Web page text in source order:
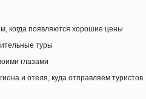
когда появляются хорошие цены
туры
глазами
и отеля, куда отправляем туристов